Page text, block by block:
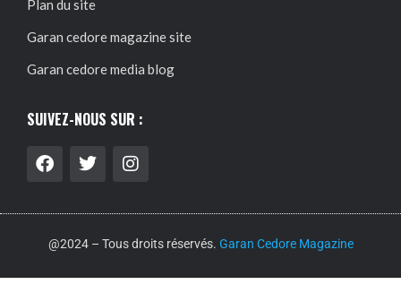
Plan du site
Garan cedore magazine site
Garan cedore media blog
SUIVEZ-NOUS SUR :
@2024 – Tous droits réservés. Garan Cedore Magazine